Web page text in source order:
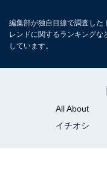
編集部が独自目線で調査した
レンドに関するランキング
しています。
All About
イチオシ